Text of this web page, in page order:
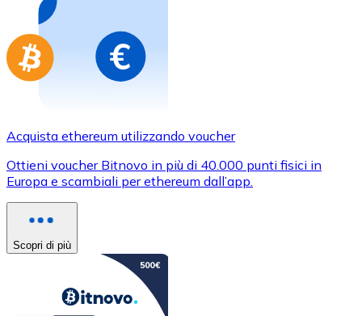
Vai al negozio di carte regalo
Acquista ethereum utilizzando voucher
Ottieni voucher Bitnovo in più di 40.000 punti fisici in
Europa e scambiali per ethereum dall’app.
Scopri di più